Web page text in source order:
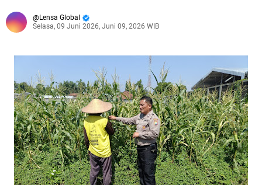
Lensa Global
Selasa, 09 Juni 2026, Juni 09, 2026 WIB